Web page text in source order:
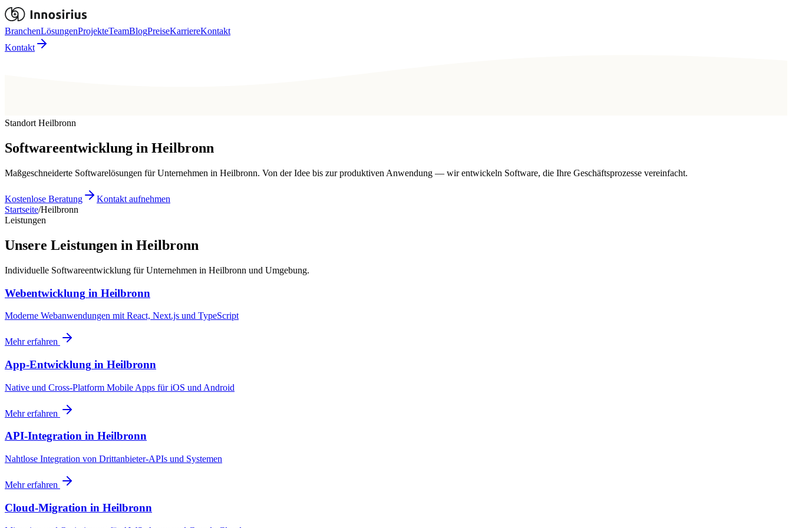
BranchenLösungenProjekteTeamBlogPreiseKarriereKontakt
Kontakt
Standort Heilbronn
Softwareentwicklung in Heilbronn
Maßgeschneiderte Softwarelösungen für Unternehmen in Heilbronn. Von der Idee bis zur produktiven Anwendung — wir entwickeln Software, die Ihre Geschäftsprozesse vereinfacht.
Kostenlose Beratung
Kontakt aufnehmen
Startseite/Heilbronn
Leistungen
Unsere Leistungen in Heilbronn
Individuelle Softwareentwicklung für Unternehmen in Heilbronn und Umgebung.
Webentwicklung in Heilbronn
Moderne Webanwendungen mit React, Next.js und TypeScript
Mehr erfahren
App-Entwicklung in Heilbronn
Native und Cross-Platform Mobile Apps für iOS und Android
Mehr erfahren
API-Integration in Heilbronn
Nahtlose Integration von Drittanbieter-APIs und Systemen
Mehr erfahren
Cloud-Migration in Heilbronn